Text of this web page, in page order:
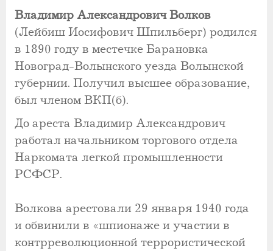
Владимир Александрович Волков
(Лейбиш Иосифович Шпильберг) родился
в 1890 году в местечке Барановка
Новоград-Волынского уезда Волынской
губернии. Получил высшее образование,
был членом ВКП(б).
До ареста Владимир Александрович
работал начальником торгового отдела
Наркомата легкой промышленности
РСФСР.
Волкова арестовали 29 января 1940 года
и обвинили в «шпионаже и участии в
контрреволюционной террористической